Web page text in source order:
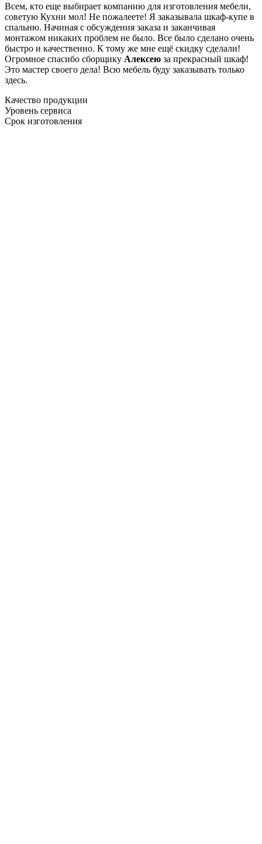
Всем, кто еще выбирает компанию для изготовления мебели,
советую Кухни мол! Не пожалеете! Я заказывала шкаф-купе в
спальню. Начиная с обсуждения заказа и заканчивая
монтажом никаких проблем не было. Все было сделано очень
быстро и качественно. К тому же мне ещё скидку сделали!
Огромное спасибо сборщику Алексею за прекрасный шкаф!
Это мастер своего дела! Всю мебель буду заказывать только
здесь.
Качество продукции
Уровень сервиса
Срок изготовления